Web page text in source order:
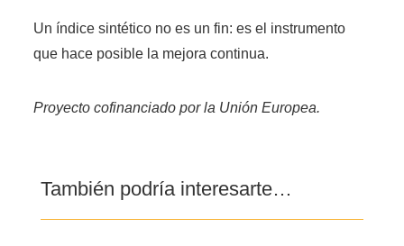
Un índice sintético no es un fin: es el instrumento
que hace posible la mejora continua.
Proyecto cofinanciado por la Unión Europea.
También podría interesarte…